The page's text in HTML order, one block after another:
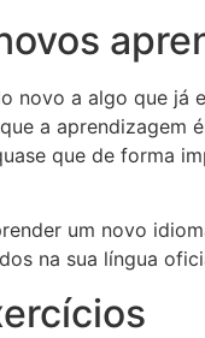
novo a algo que já
a aprendizagem
que de forma
um novo
na sua língua